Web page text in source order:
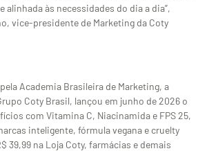
alinhada às necessidades do dia a dia”,
vice-presidente de Marketing da Coty
Academia Brasileira de Marketing, a
Coty Brasil, lançou em junho de 2026 o
com Vitamina C, Niacinamida e FPS 25,
inteligente, fórmula vegana e cruelty
39,99 na Loja Coty, farmácias e demais